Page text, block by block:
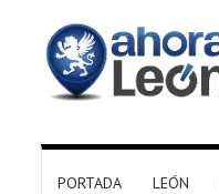
PORTADA LEÓN